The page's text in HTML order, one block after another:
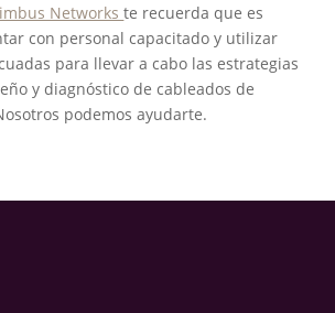
Networkste recuerda que es
con personal capacitado y utilizar
para llevar a cabo las estrategias
y diagnóstico de cableados de
podemos ayudarte.